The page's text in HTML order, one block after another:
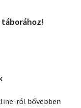
táborához!
ról bővebben